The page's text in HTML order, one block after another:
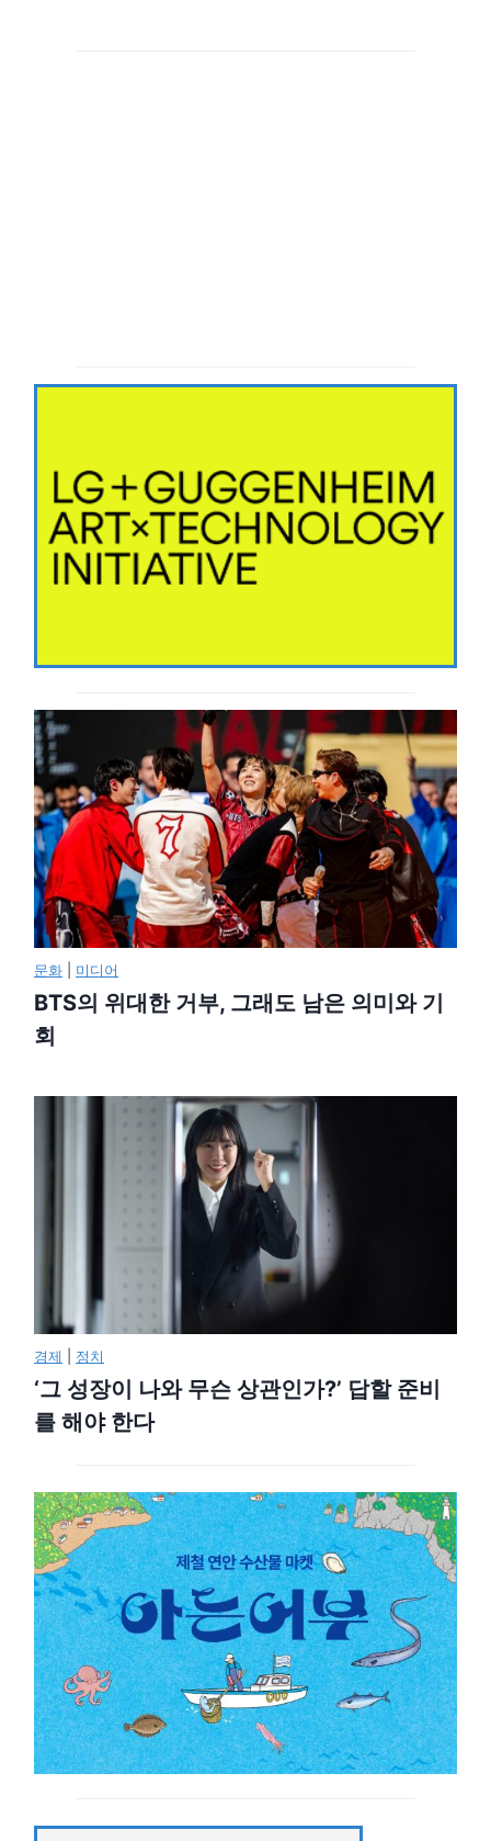
문화 미디어
BTS의 위대한 거부, 그래도 남은 의미와 기
회
경제 정치
‘그 성장이 나와 무슨 상관인가?’ 답할 준비
를 해야 한다